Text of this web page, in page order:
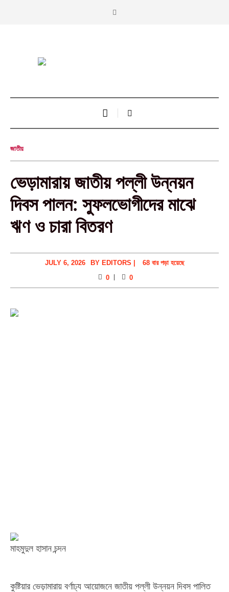
জাতীয়
‎ভেড়ামারায় জাতীয় পল্লী উন্নয়ন
দিবস পালন: সুফলভোগীদের মাঝে
ঋণ ও চারা বিতরণ
JULY 6, 2026 BY EDITORS
68 বার পড়া হয়েছে
0
0
মাহমুদুল হাসান চন্দন
‎কুষ্টিয়ার ভেড়ামারায় বর্ণাঢ্য আয়োজনে জাতীয় পল্লী উন্নয়ন দিবস পালিত